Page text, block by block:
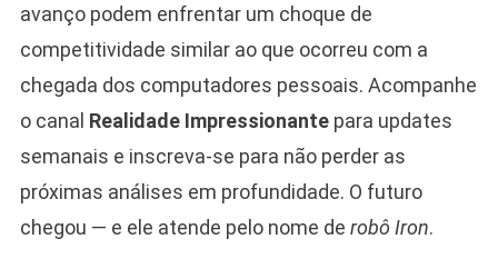
avanço podem enfrentar um choque de
competitividade similar ao que ocorreu com a
chegada dos computadores pessoais. Acompanhe
o canal Realidade Impressionantepara updates
semanais e inscreva-se para não perder as
próximas análises em profundidade. O futuro
chegou — e ele atende pelo nome de robô Iron.